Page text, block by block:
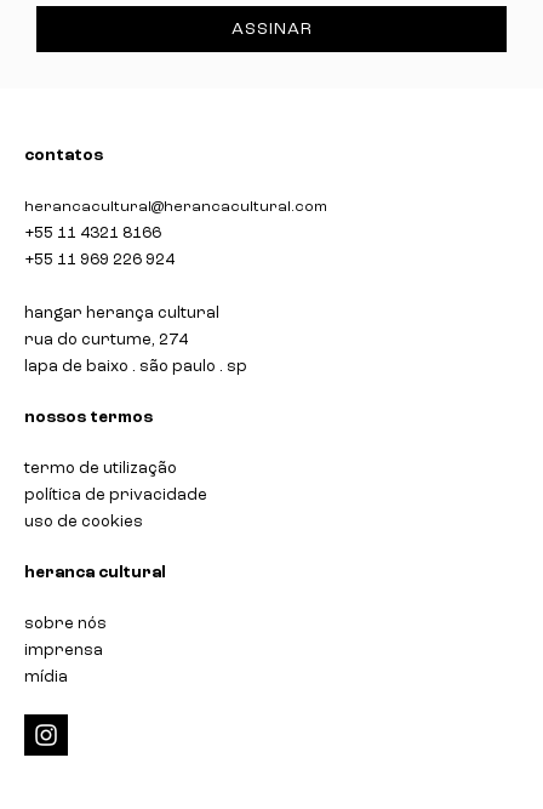
ASSINAR
contatos
herancacultural@herancacultural.com
+55 11 4321 8166
+55 11 969 226 924
hangar herança cultural
rua do curtume, 274
lapa de baixo . são paulo . sp
nossos termos
termo de utilização
política de privacidade
uso de cookies
heranca cultural
sobre nós
imprensa
mídia
i
n